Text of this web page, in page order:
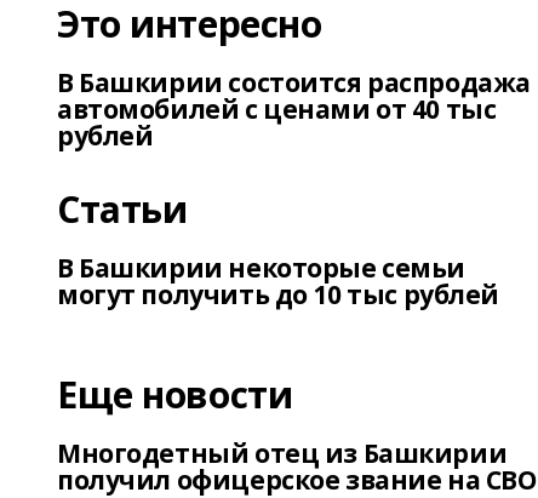
Это интересно
В Башкирии состоится распродажа
автомобилей с ценами от 40 тыс
рублей
Статьи
В Башкирии некоторые семьи
могут получить до 10 тыс рублей
Еще новости
Многодетный отец из Башкирии
получил офицерское звание на СВО